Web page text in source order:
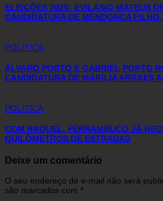
ELEIÇÕES 2026: EVILÁSIO MATEUS
CANDIDATURA DE MENDONÇA
POLÍTICA
ÁLVARO PORTO E GABRIEL PORTO
CANDIDATURA DE MARÍLIA ARRAES
POLÍTICA
COM RAQUEL, PERNAMBUCO JÁ
QUILÔMETROS DE ESTRADAS
Deixe um comentário
O seu endereço de e-mail não será
são marcados com *